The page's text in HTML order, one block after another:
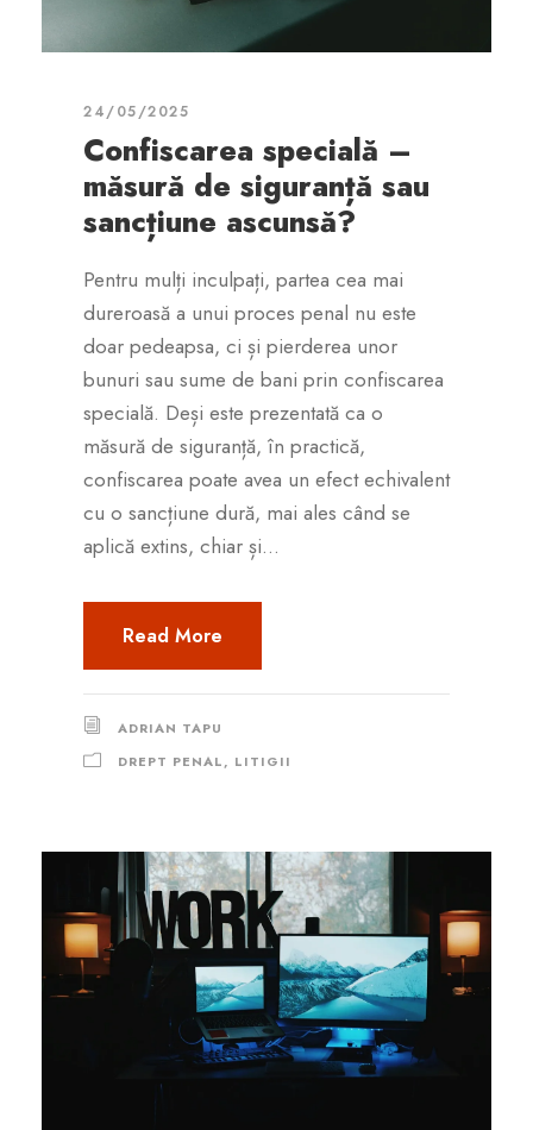
24/05/2025
Confiscarea specială –
măsură de siguranță sau
sancțiune ascunsă?
Pentru mulți inculpați, partea cea mai
dureroasă a unui proces penal nu este
doar pedeapsa, ci și pierderea unor
bunuri sau sume de bani prin confiscarea
specială. Deși este prezentată ca o
măsură de siguranță, în practică,
confiscarea poate avea un efect echivalent
cu o sancțiune dură, mai ales când se
aplică extins, chiar și...
Read More
ADRIAN TAPU
DREPT PENAL, LITIGII